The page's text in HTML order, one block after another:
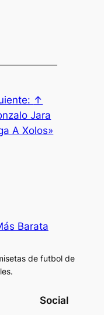
↑
Jara
A Xolos»
Barata
de futbol de
Social